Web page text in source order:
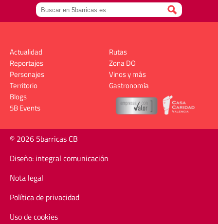
Actualidad
Reportajes
Personajes
Territorio
Rutas
Zona DO
Vinos y más
Gastronomía
Blogs
5B Events
© 2026 5barricas CB
Diseño: integral comunicación
Nota legal
Política de privacidad
Uso de cookies